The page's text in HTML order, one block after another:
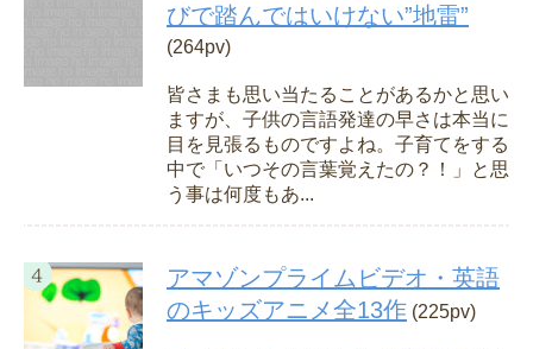
びで踏んではいけない”地雷”
(264pv)
皆さまも思い当たることがあるかと思い
ますが、子供の言語発達の早さは本当に
目を見張るものですよね。子育てをする
中で「いつその言葉覚えたの？！」と思
う事は何度もあ...
アマゾンプライムビデオ・英語
のキッズアニメ全13作 (225pv)